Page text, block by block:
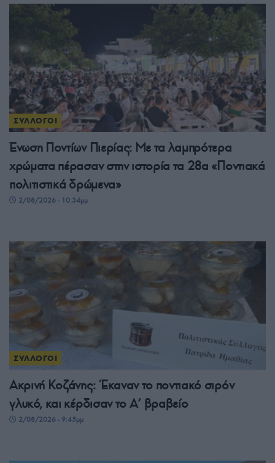
ΣΥΛΛΟΓΟΙ
Ένωση Ποντίων Πιερίας: Με τα λαμπρότερα
χρώματα πέρασαν στην ιστορία τα 28α «Ποντιακά
πολιτιστικά δρώμενα»
2/08/2026 - 10:34μμ
ΣΥΛΛΟΓΟΙ
Ακρινή Κοζάνης: Έκαναν το ποντιακό σιρόν
γλυκό, και κέρδισαν το A’ βραβείο
2/08/2026 - 9:45μμ